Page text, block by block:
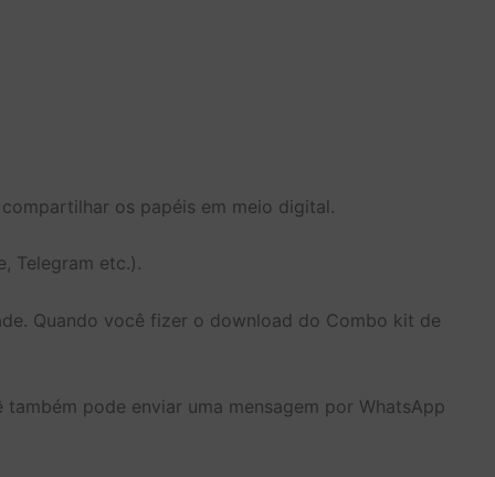
os papéis em meio digital.
Telegram etc.).
Quando você fizer o download do Combo kit de
também pode enviar uma mensagem por WhatsApp